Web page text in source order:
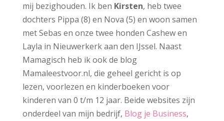
mij bezighouden. Ik ben Kirsten, heb twee
dochters Pippa (8) en Nova (5) en woon samen
met Sebas en onze twee honden Cashew en
Layla in Nieuwerkerk aan den IJssel. Naast
Mamagisch heb ik ook de blog
Mamaleestvoor.nl, die geheel gericht is op
lezen, voorlezen en kinderboeken voor
kinderen van 0 t/m 12 jaar. Beide websites zijn
onderdeel van mijn bedrijf, Blog je Business,